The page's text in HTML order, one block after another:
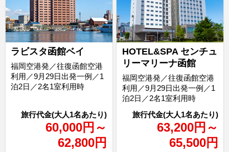
ラビスタ函館ベイ
60,000円 ～
62,800円
福岡空港発／往復函館空港
利用／9月29日出発一例／1
泊2日／2名1室利用時
HOTEL&SPA センチュ
リーマリーナ函館
63,200円 ～
65,500円
福岡空港発／往復函館空港
利用／9月29日出発一例／1
泊2日／2名1室利用時